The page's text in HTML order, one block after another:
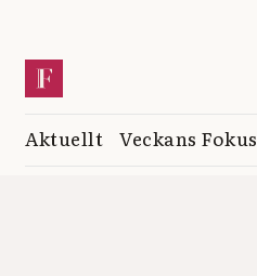
Aktuellt Veckans Fokus